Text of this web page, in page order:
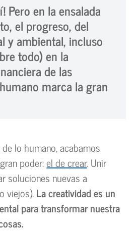
Pero en la ensalada
el progreso, del
y ambiental, incluso
todo) en la
de las
marca la gran
lo humano, acabamos
poder:el de crear. Unir
soluciones nuevas a
viejos).La creatividad es un
para transformar nuestra